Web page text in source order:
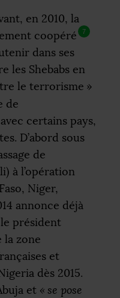
en 2010, la
coopéré
7
dans ses
les Shebabs en
le terrorisme »
de
certains pays,
D’abord sous
de
à l’opération
Niger,
annonce déjà
président
la zone
et
dès 2015.
et « se pose